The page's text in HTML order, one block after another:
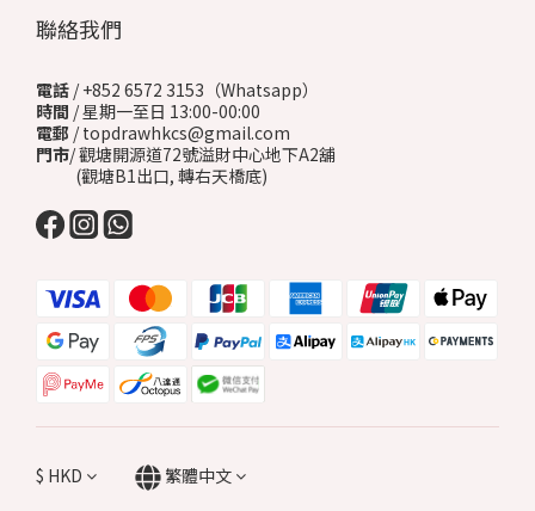
聯絡我們
電話 / +852 6572 3153（Whatsapp）
時間 / 星期一至日 13:00-00:00
電郵 / topdrawhkcs@gmail.com
門市/ 觀塘開源道72號溢財中心地下A2舖
(觀塘B1出口, 轉右天橋底)
$ HKD 繁體中文